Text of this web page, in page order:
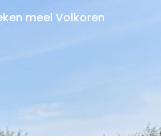
meel Volkoren